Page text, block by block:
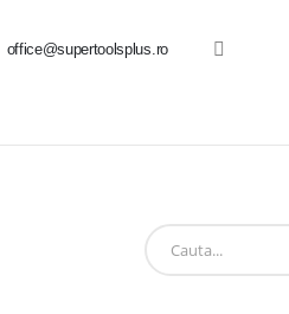
office@supertoolsplus.ro